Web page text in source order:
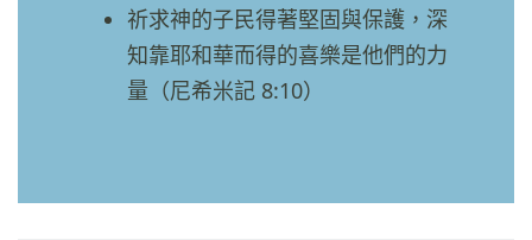
祈求神的子民得著堅固與保護，深
知靠耶和華而得的喜樂是他們的力
量（尼希米記 8:10）